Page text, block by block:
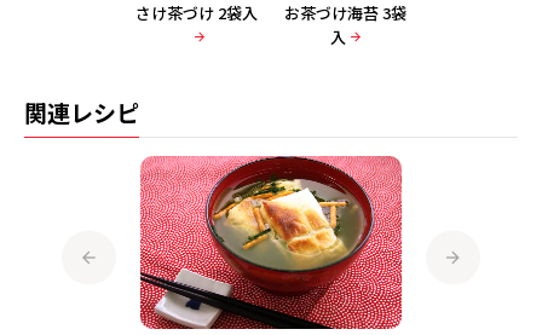
さけ茶づけ 2袋入
お茶づけ海苔 3袋
入
関連レシピ